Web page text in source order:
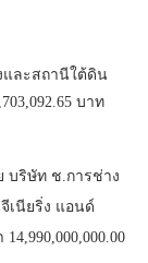
และสถานีใต้ดิน
บาท
บริษัท ช.การช่าง
เนียริ่ง แอนด์